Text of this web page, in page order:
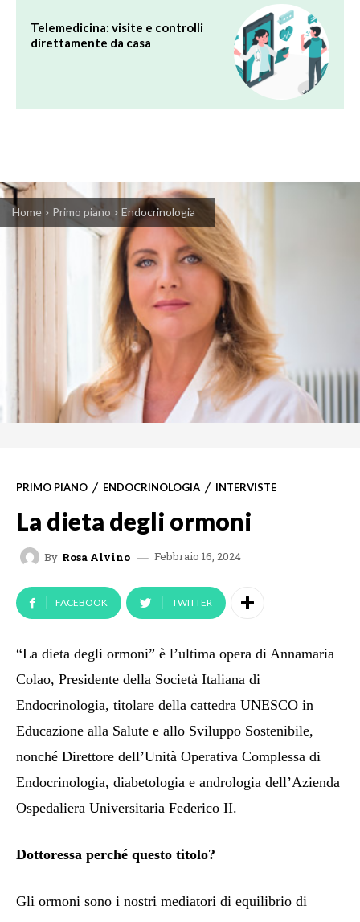
Telemedicina: visite e controlli
direttamente da casa